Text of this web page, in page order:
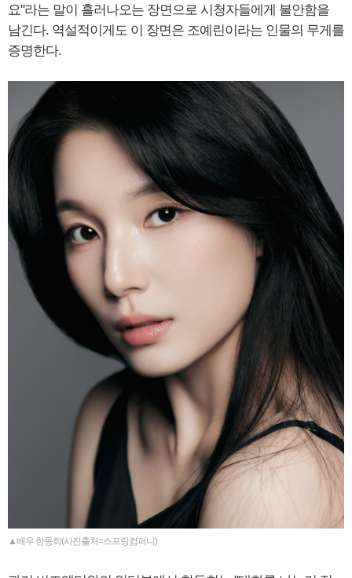
요"라는 말이 흘러나오는 장면으로 시청자들에게 불안함을
남긴다. 역설적이게도 이 장면은 조예린이라는 인물의 무게를
증명한다.
▲배우 한동희(사진출처=스프링컴퍼니)